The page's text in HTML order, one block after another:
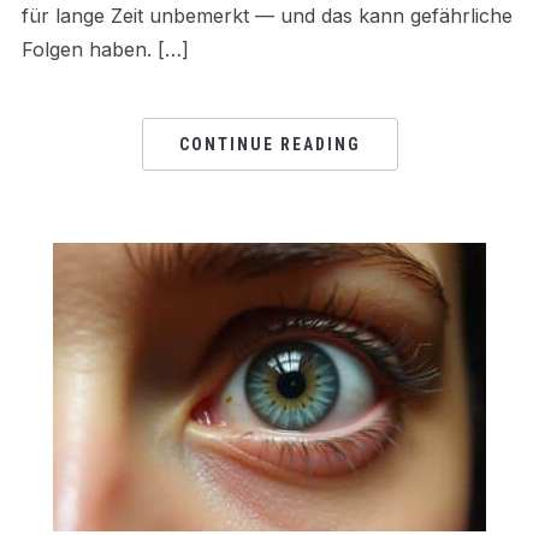
für lange Zeit unbemerkt — und das kann gefährliche
Folgen haben. […]
CONTINUE READING